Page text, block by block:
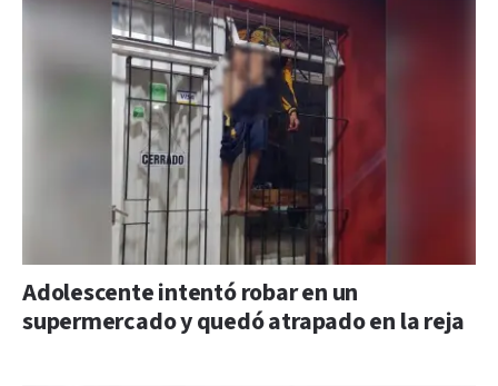
Adolescente intentó robar en un
supermercado y quedó atrapado en la reja